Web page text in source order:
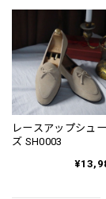
レースアップシュー
ズ SH0003